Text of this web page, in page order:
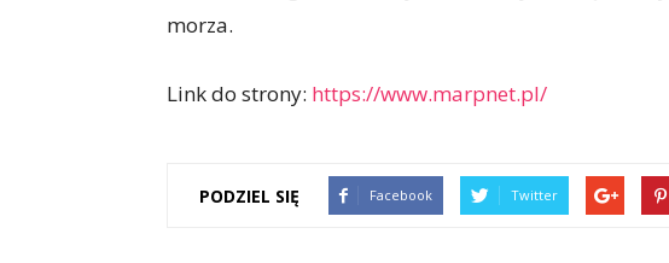
morza.
Link do strony: https://www.marpnet.pl/
PODZIEL SIĘ Facebook Twitter